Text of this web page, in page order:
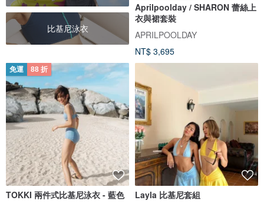
比基尼泳衣
Aprilpoolday / SHARON 蕾絲上
衣與裙套裝
APRILPOOLDAY
NT$ 3,695
免運 88 折
TOKKI 兩件式比基尼泳衣 - 藍色 Layla 比基尼套組